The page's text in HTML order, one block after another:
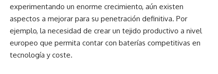
experimentando un enorme crecimiento, aún existen
aspectos a mejorar para su penetración definitiva. Por
ejemplo, la necesidad de crear un tejido productivo a nivel
europeo que permita contar con baterías competitivas en
tecnología y coste.